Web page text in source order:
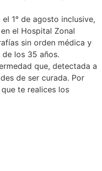
1° de agosto inclusive,
el Hospital Zonal
sin orden médica y
los 35 años.
que, detectada a
de ser curada. Por
te realices los